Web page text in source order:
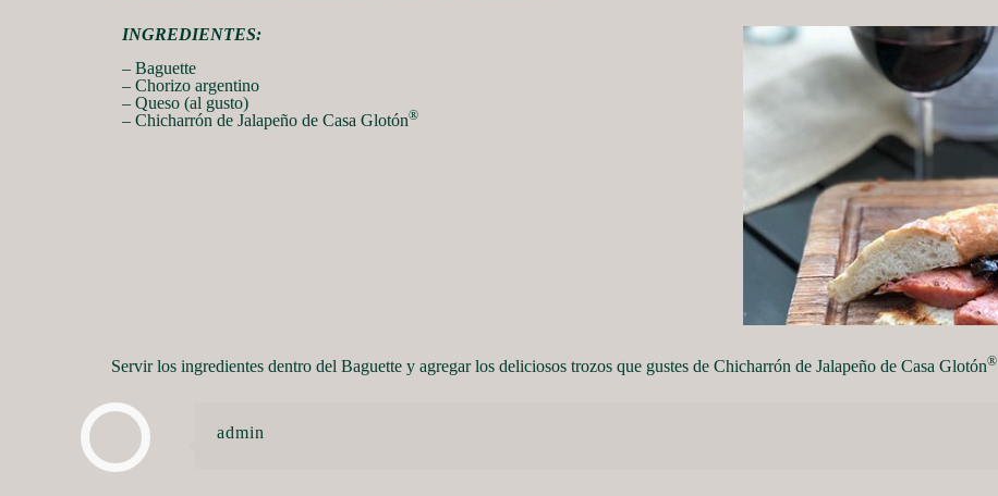
INGREDIENTES:
– Baguette
– Chorizo argentino
– Queso (al gusto)
– Chicharrón de Jalapeño de Casa Glotón®
Servir los ingredientes dentro del Baguette y agregar los deliciosos trozos que gustes de Chicharrón de Jalapeño de Casa Glotón®
admin